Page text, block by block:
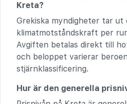
Kreta?
Grekiska myndigheter tar
klimatmotståndskraft per
Avgiften betalas direkt till
och beloppet varierar
stjärnklassificering.
Hur är den generella